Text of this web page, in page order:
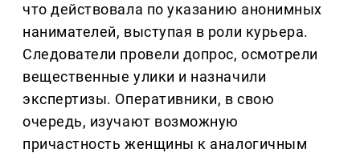
что действовала по указанию анонимных
нанимателей, выступая в роли курьера.
Следователи провели допрос, осмотрели
вещественные улики и назначили
экспертизы. Оперативники, в свою
очередь, изучают возможную
причастность женщины к аналогичным